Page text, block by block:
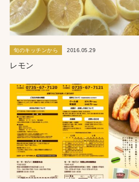
旬のキッチンから 2016.05.29
レモン